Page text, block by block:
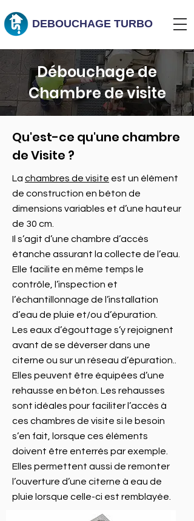
DEBOUCHAGE TURBO
Débouchage de
Chambre de visite
Qu'est-ce qu'une chambre
de Visite ?
La chambres de visite est un élément
de construction en béton de
dimensions variables et d’une hauteur
de 30 cm.
Il s’agit d’une chambre d’accès
étanche assurant la collecte de l’eau.
Elle facilite en même temps le
contrôle, l’inspection et
l’échantillonnage de l’installation
d’eau de pluie et/ou d’épuration.
Les eaux d’égouttage s’y rejoignent
avant de se déverser dans une
citerne ou sur un réseau d’épuration..
Elles peuvent être équipées d’une
rehausse en béton. Les rehausses
sont idéales pour faciliter l’accès à
ces chambres de visite si le besoin
s’en fait, lorsque ces éléments
doivent être enterrés par exemple.
Elles permettent aussi de remonter
l’ouverture d’une citerne à eau de
pluie lorsque celle-ci est remblayée.